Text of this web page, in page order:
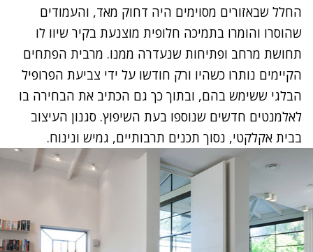
החלל שבאזורים מסוימים היה דחוק מאד, והעמודים
שהוסרו והומרו בתמיכה חלופית מוצנעת בקיר שיוו לו
תחושת מרחב ופתיחות שנעדרה ממנו. מרבית הפתחים
הקיימים נותרו כשהיו ורק חודשו על ידי צביעת הפרופיל
הבלגי ששימש בהם, ובתוך כך גם הכתיב את הבחירה בו
לאלמנטים חדשים שנוספו בעת השיפוץ. סגנון העיצוב
בבית אקלקטי, נסוך תכנים תרבותיים, גמיש ונינוח.